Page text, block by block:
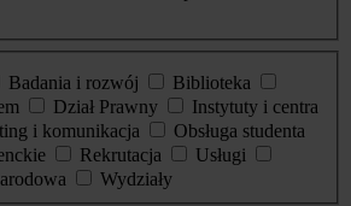
Badania i rozwój
Biblioteka
Dział Prawny
Instytuty i centra
i komunikacja
Obsługa studenta
Rekrutacja
Usługi
Wydziały